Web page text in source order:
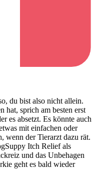
du bist also nicht allein.
hat, sprich am besten erst
es absetzt. Es könnte auch
mit einfachen oder
wenn der Tierarzt dazu rät.
Itch Relief als
und das Unbehagen
geht es bald wieder